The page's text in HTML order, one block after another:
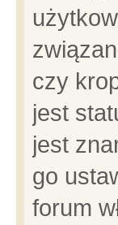
czy
jest
jest
go
forum